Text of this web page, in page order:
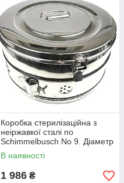
Коробка стерилізаційна з
неіржавкої сталі по
Schimmelbusch No 9. Діаметр
290 мм, висота 145 мм
В наявності
1 986 ₴